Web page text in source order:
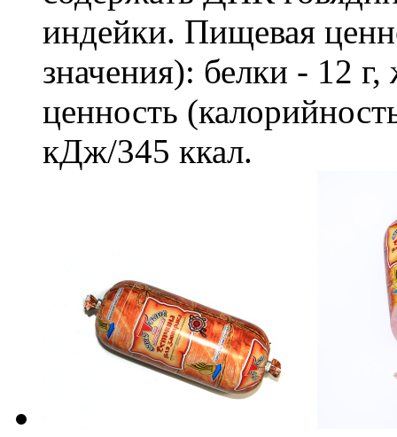
индейки. Пищевая
значения): белки - 12
ценность
кДж/345 ккал.